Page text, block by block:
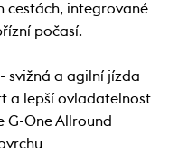
cestách, integrované
počasí.
svižná a agilní jízda
a lepší ovladatelnost
G-One Allround